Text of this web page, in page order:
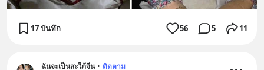
17 บันทึก 56 5 11
ฉันจะเป็นสะใภ้จีน • ติดตาม